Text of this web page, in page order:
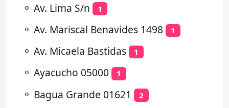
⚬ Av. Lima S/n 1
⚬ Av. Mariscal Benavides 1498 1
⚬ Av. Micaela Bastidas 1
⚬ Ayacucho 05000 1
⚬ Bagua Grande 01621 2